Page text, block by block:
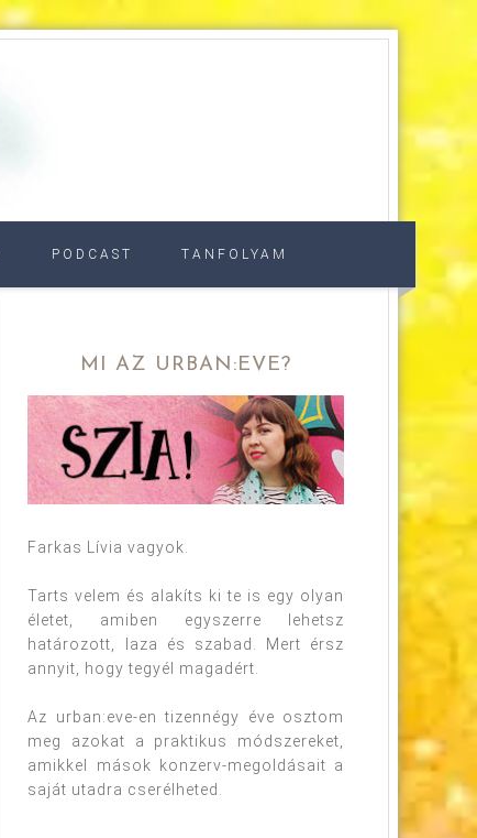
PODCAST TANFOLYAM
MI AZ URBAN:EVE?
Farkas Lívia vagyok.
Tarts velem és alakíts ki te is egy olyan
életet, amiben egyszerre lehetsz
határozott, laza és szabad. Mert érsz
annyit, hogy tegyél magadért.
Az urban:eve-en tizennégy éve osztom
meg azokat a praktikus módszereket,
amikkel mások konzerv-megoldásait a
saját utadra cserélheted.